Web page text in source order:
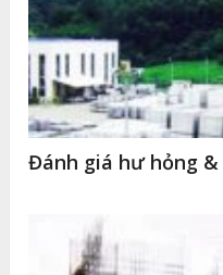
Đánh giá hư hỏng